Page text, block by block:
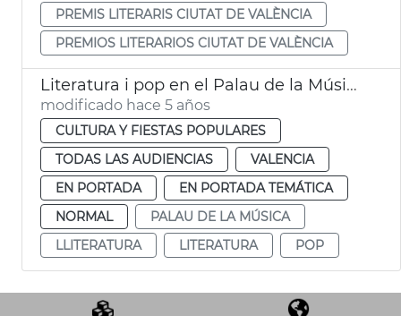
PREMIS LITERARIS CIUTAT DE VALÈNCIA
PREMIOS LITERARIOS CIUTAT DE VALÈNCIA
Literatura i pop en el Palau de la Música
modificado hace 5 años
CULTURA Y FIESTAS POPULARES
TODAS LAS AUDIENCIAS
VALENCIA
EN PORTADA
EN PORTADA TEMÁTICA
NORMAL
PALAU DE LA MÚSICA
LLITERATURA
LITERATURA POP